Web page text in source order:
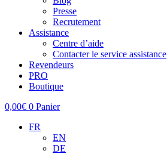
Presse
Recrutement
Assistance
Centre d’aide
Contacter le service assistance
Revendeurs
PRO
Boutique
0,00€ 0 Panier
FR
EN
DE